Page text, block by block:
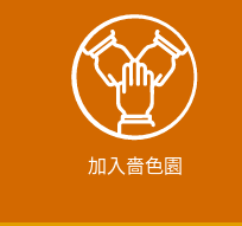
加入嗇色園